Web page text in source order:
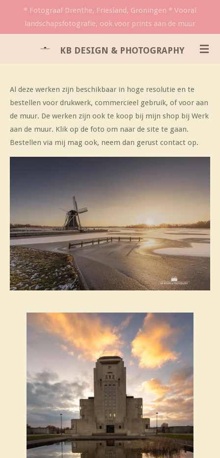
KB DESIGN & PHOTOGRAPHY
* Fotograaf Drenthe, Friesland, Groningen * Vooral
landschapsfotografie, ook voor prints aan de muur
Al deze werken zijn beschikbaar in hoge resolutie en te
bestellen voor drukwerk, commercieel gebruik, of voor aan
de muur. De werken zijn ook te koop bij mijn shop bij Werk
aan de muur. Klik op de foto om naar de site te gaan.
Bestellen via mij mag ook, neem dan gerust contact op.